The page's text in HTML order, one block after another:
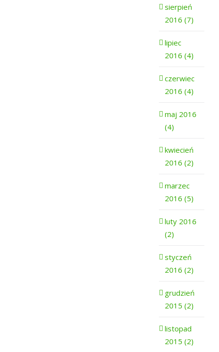
sierpień
2016 (7)
lipiec
2016 (4)
czerwiec
2016 (4)
maj 2016
(4)
kwiecień
2016 (2)
marzec
2016 (5)
luty 2016
(2)
styczeń
2016 (2)
grudzień
2015 (2)
listopad
2015 (2)